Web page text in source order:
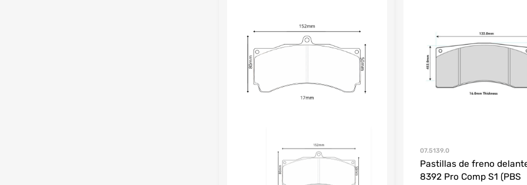
07.5139.0
Pastillas de freno
8392 Pro Comp S1 (PBS